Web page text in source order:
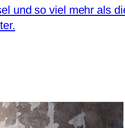
und so viel mehr als